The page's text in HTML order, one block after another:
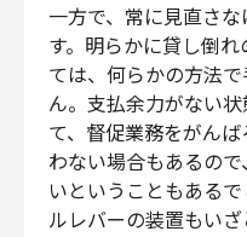
一方で、常に見直さ
す。明らかに貸し倒
ては、何らかの方法
ん。支払余力がない
て、督促業務をがん
わない場合もあるの
いということもある
ルレバーの装置もいざ